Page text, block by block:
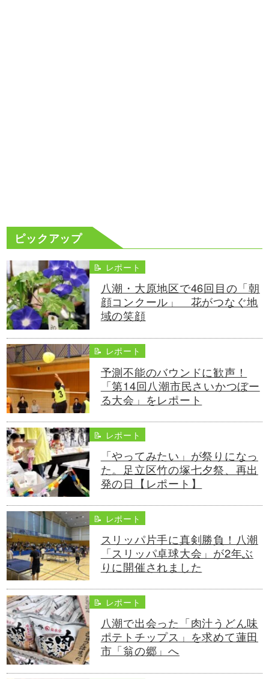
ピックアップ
📝 レポート
八潮・大原地区で46回目の「朝
顔コンクール」 花がつなぐ地
域の笑顔
📝 レポート
予測不能のバウンドに歓声！
「第14回八潮市民さいかつぼー
る大会」をレポート
📝 レポート
「やってみたい」が祭りになっ
た。足立区竹の塚七夕祭、再出
発の日【レポート】
📝 レポート
スリッパ片手に真剣勝負！八潮
「スリッパ卓球大会」が2年ぶ
りに開催されました
📝 レポート
八潮で出会った「肉汁うどん味
ポテトチップス」を求めて蓮田
市「翁の郷」へ